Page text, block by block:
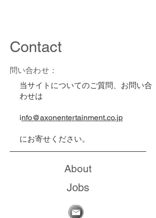
Contact
問い合わせ：
当サイトについてのご質問、お問い合
わせは
info@axonentertainment.co.jp
にお寄せください。
About
Jobs